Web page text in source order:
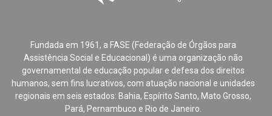
Fundada em 1961, a FASE (Federação de Órgãos para
Assistência Social e Educacional) é uma organização não
governamental de educação popular e defesa dos direitos
humanos, sem fins lucrativos, com atuação nacional e unidades
regionais em seis estados: Bahia, Espírito Santo, Mato Grosso,
Pará, Pernambuco e Rio de Janeiro.